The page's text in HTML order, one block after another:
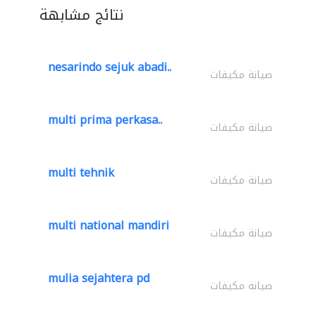
نتائج مشابهة
nesarindo sejuk abadi.. صيانة مكيفات
multi prima perkasa.. صيانة مكيفات
multi tehnik صيانة مكيفات
multi national mandiri صيانة مكيفات
mulia sejahtera pd صيانة مكيفات